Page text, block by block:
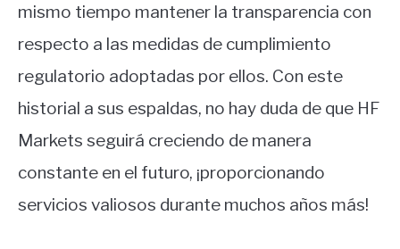
mismo tiempo mantener la transparencia con
respecto a las medidas de cumplimiento
regulatorio adoptadas por ellos. Con este
historial a sus espaldas, no hay duda de que HF
Markets seguirá creciendo de manera
constante en el futuro, ¡proporcionando
servicios valiosos durante muchos años más!